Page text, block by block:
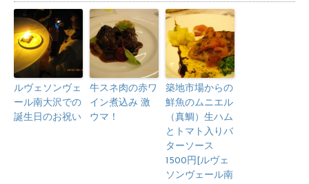
ルヴェソンヴェ
ール南大沢での
誕生日のお祝い
牛スネ肉の赤ワ
イン煮込み 激
ウマ！
築地市場からの
鮮魚のムニエル
（真鯛）生ハム
とトマト入りバ
ターソース
1500円[ルヴェ
ソンヴェール南